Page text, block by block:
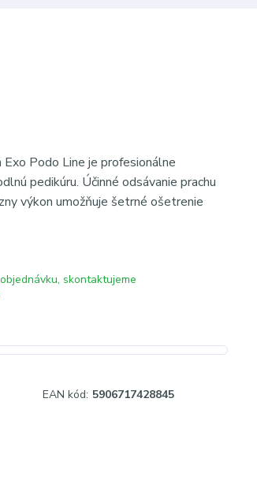
Exo Podo Line je profesionálne
pedikúru. Účinné odsávanie prachu
výkon umožňuje šetrné ošetrenie
skontaktujeme
EAN kód: 5906717428845